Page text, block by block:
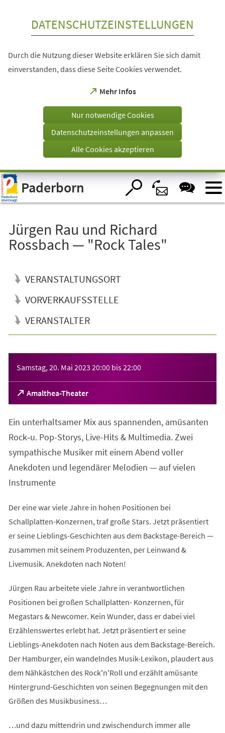
Visuelle
Assistenzsoftware
öffnen.
DATENSCHUTZEINSTELLUNGEN
Durch die Nutzung dieser Website erklären Sie sich damit
einverstanden, dass diese Seite Cookies verwendet.
Mehr Infos
(Öffnet
einem
Tab)
Nur notwendige Cookies
Datenschutzeinstellungen anpassen
Alle Cookies akzeptieren
Paderborn
Jürgen Rau und Richard
Rossbach — "Rock Tales"
VERANSTALTUNGSORT
VORVERKAUFSSTELLE
VERANSTALTER
Samstag, 20. Mai 2023 20:00 bis22:00
Amalthea-Theater
(Öffnet
in
neuen
Tab)
Ein unterhaltsamer Mix aus spannenden, amüsanten
Rock‑u. Pop-Storys, Live-Hits & Multimedia. Zwei
sympathische Musiker mit einem Abend voller
Anekdoten und legendärer Melodien — auf vielen
Instrumente
Der eine war viele Jahre in hohen Positionen bei
Schallplatten-Konzernen, traf große Stars. Jetzt präsentiert
er seine Lieblings-Geschichten aus dem Backstage-Bereich —
zusammen mit seinem Produzenten, per Leinwand &
Livemusik. Anekdoten nach Noten!
Jürgen Rau arbeitete viele Jahre in verantwortlichen
Positionen bei großen Schallplatten- Konzernen, für
Megastars & Newcomer. Kein Wunder, dass er dabei viel
Erzählenswertes erlebt hat. Jetzt präsentiert er seine
Lieblings-Anekdoten nach Noten aus dem Backstage-Bereich.
Der Hamburger, ein wandelndes Musik-Lexikon, plaudert aus
dem Nähkästchen des Rock'n'Roll und erzählt amüsante
Hintergrund-Geschichten von seinen Begegnungen mit den
Größen des Musikbusiness…
…und dazu mittendrin und zwischendurch immer alle